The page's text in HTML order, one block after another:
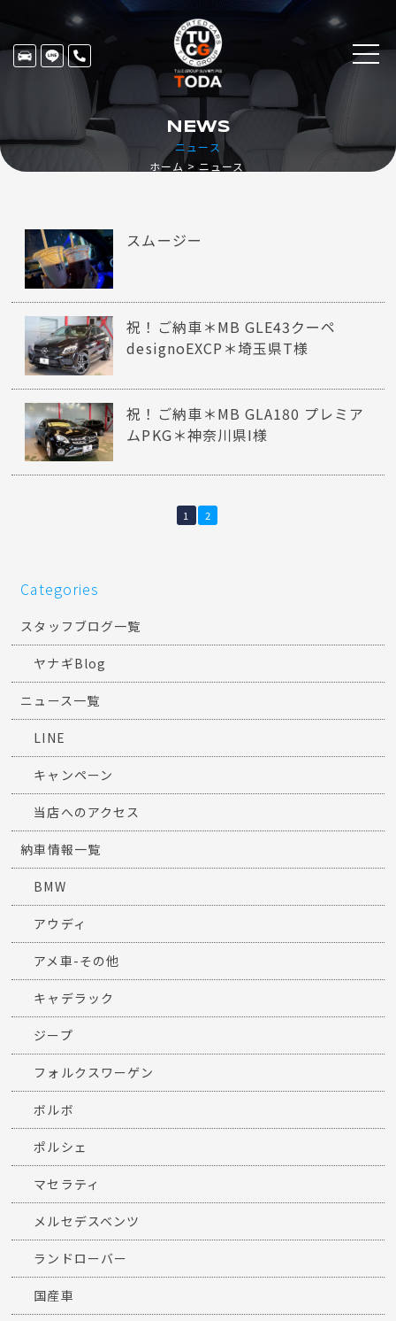
ニュース
NEWS
ホーム ニュース
スムージー
祝！ご納車＊MB GLE43クーペ
designoEXCP＊埼玉県T様
祝！ご納車＊MB GLA180 プレミア
ムPKG＊神奈川県I様
1 2
Categories
スタッフブログ一覧
ヤナギBlog
ニュース一覧
LINE
キャンペーン
当店へのアクセス
納車情報一覧
BMW
アウディ
アメ車-その他
キャデラック
ジープ
フォルクスワーゲン
ボルボ
ポルシェ
マセラティ
メルセデスベンツ
ランドローバー
国産車